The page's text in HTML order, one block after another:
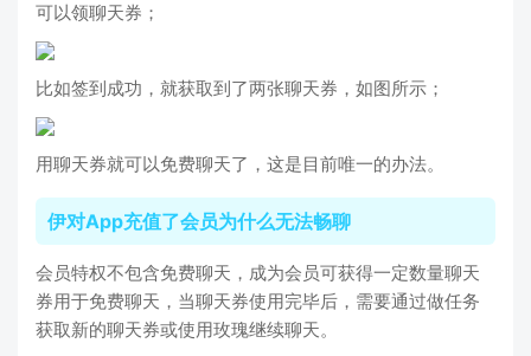
可以领聊天券；
比如签到成功，就获取到了两张聊天券，如图所示；
用聊天券就可以免费聊天了，这是目前唯一的办法。
伊对App充值了会员为什么无法畅聊
会员特权不包含免费聊天，成为会员可获得一定数量聊天
券用于免费聊天，当聊天券使用完毕后，需要通过做任务
获取新的聊天券或使用玫瑰继续聊天。